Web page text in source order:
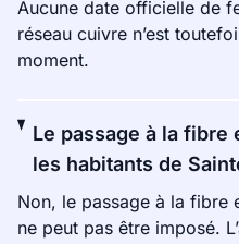
Aucune date officielle de
réseau cuivre n’est
moment.
Le passage à la
les habitants de
Non, le passage à la fibre
ne peut pas être imposé.